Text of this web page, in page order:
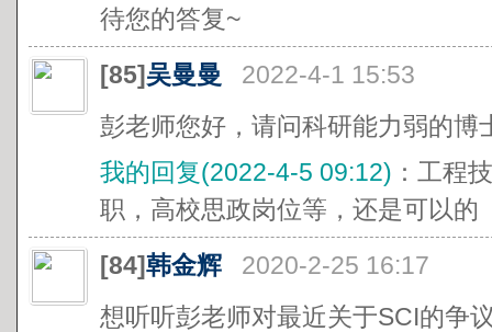
待您的答复~
[85]吴曼曼
2022-4-1 15:53
彭老师您好，请问科研能力弱的博
我的回复(2022-4-5 09:12) ：工程
职，高校思政岗位等，还是可以的
[84]韩金辉
2020-2-25 16:17
想听听彭老师对最近关于SCI的争